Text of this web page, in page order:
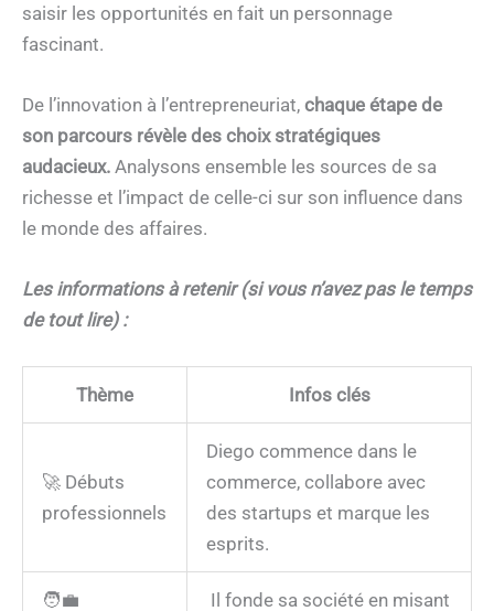
saisir les opportunités en fait un personnage
fascinant.
De l’innovation à l’entrepreneuriat, chaque étape de
son parcours révèle des choix stratégiques
audacieux. Analysons ensemble les sources de sa
richesse et l’impact de celle-ci sur son influence dans
le monde des affaires.
Les informations à retenir (si vous n’avez pas le temps
de tout lire) :
Thème Infos clés
🚀 Débuts
professionnels
Diego commence dans le
commerce, collabore avec
des startups et marque les
esprits.
🧑‍💼
Il fonde sa société en misant